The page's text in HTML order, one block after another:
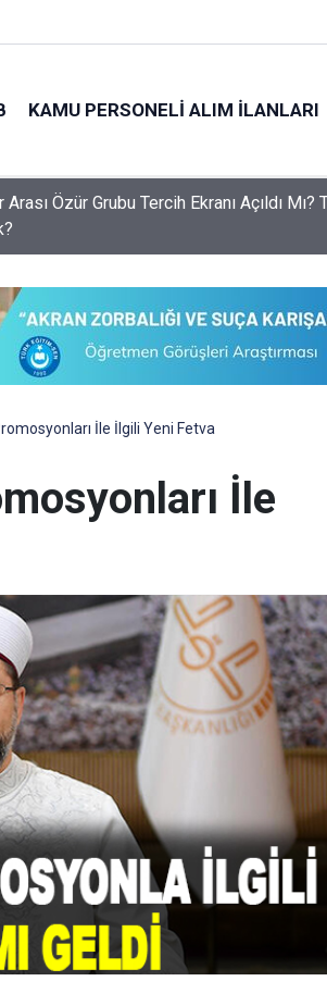
KAMU PERSONELI ALIM İLANLARI
Liselerde Doluluk %76'yı Aştı,
İle İlgili Yeni Fetva
İle